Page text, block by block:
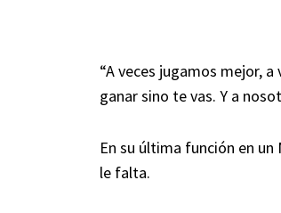
“A veces jugamos mejor,
ganar sino te vas. Y a
En su última función en
le falta.